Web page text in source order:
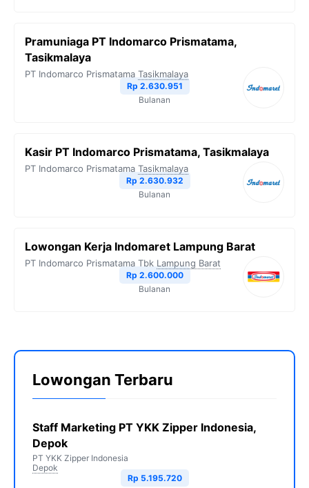
Pramuniaga PT Indomarco Prismatama,
Tasikmalaya
PT Indomarco Prismatama Tasikmalaya
Rp 2.630.951
Bulanan
Kasir PT Indomarco Prismatama, Tasikmalaya
PT Indomarco Prismatama Tasikmalaya
Rp 2.630.932
Bulanan
Lowongan Kerja Indomaret Lampung Barat
PT Indomarco Prismatama Tbk Lampung Barat
Rp 2.600.000
Bulanan
Lowongan Terbaru
Staff Marketing PT YKK Zipper Indonesia,
Depok
PT YKK Zipper Indonesia
Depok
Rp 5.195.720